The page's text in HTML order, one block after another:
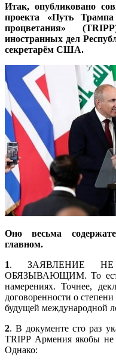
Итак, опубликовано
проекта «Путь
процветания»
иностранных дел
секретарём США.
Оно весьма
главном.
1. ЗАЯВЛЕНИЕ НЕ
ОБЯЗЫВАЮЩИМ. То есть,
намерениях. Точнее,
договоренности о
будущей международной
2. В документе сто раз
TRIPP Армения якобы не
Однако: